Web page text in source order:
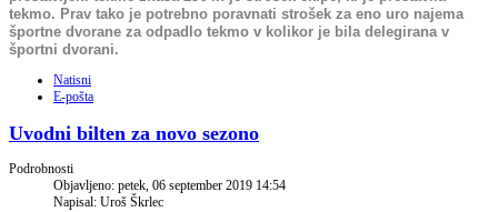
tekmo. Prav tako je potrebno poravnati strošek za eno uro najema
športne dvorane za odpadlo tekmo v kolikor je bila delegirana v
športni dvorani.
Natisni
E-pošta
Uvodni bilten za novo sezono
Podrobnosti
Objavljeno: petek, 06 september 2019 14:54
Napisal: Uroš Škrlec